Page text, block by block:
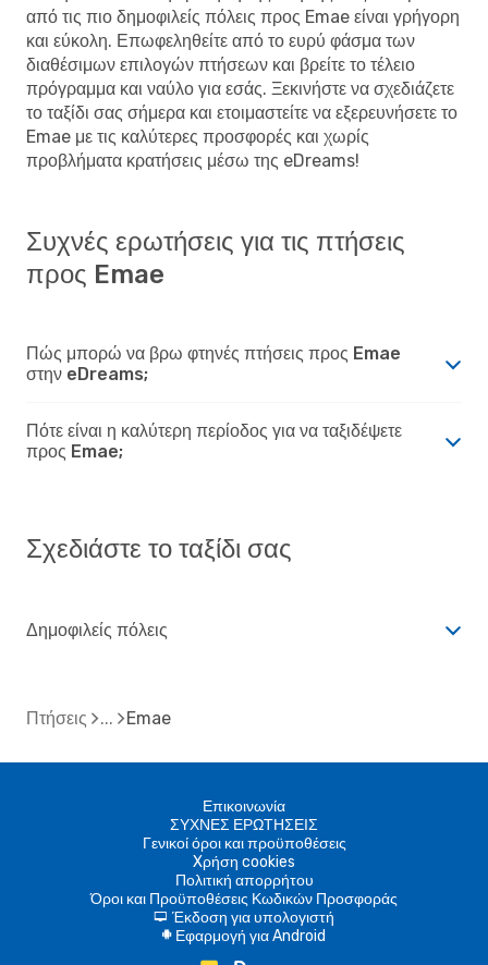
από τις πιο δημοφιλείς πόλεις προς Emae είναι γρήγορη
και εύκολη. Επωφεληθείτε από το ευρύ φάσμα των
διαθέσιμων επιλογών πτήσεων και βρείτε το τέλειο
πρόγραμμα και ναύλο για εσάς. Ξεκινήστε να σχεδιάζετε
το ταξίδι σας σήμερα και ετοιμαστείτε να εξερευνήσετε το
Emae με τις καλύτερες προσφορές και χωρίς
προβλήματα κρατήσεις μέσω της eDreams!
Συχνές ερωτήσεις για τις πτήσεις
προς Emae
Πώς μπορώ να βρω φτηνές πτήσεις προς Emae
στην eDreams;
Πότε είναι η καλύτερη περίοδος για να ταξιδέψετε
προς Emae;
Σχεδιάστε το ταξίδι σας
Δημοφιλείς πόλεις
Πτήσεις Emae
Επικοινωνία
ΣΥΧΝΕΣ ΕΡΩΤΗΣΕΙΣ
Γενικοί όροι και προϋποθέσεις
Xρήση cookies
Πολιτική απορρήτου
Όροι και Προϋποθέσεις Κωδικών Προσφοράς
d Έκδοση για υπολογιστή
A Εφαρμογή για Android